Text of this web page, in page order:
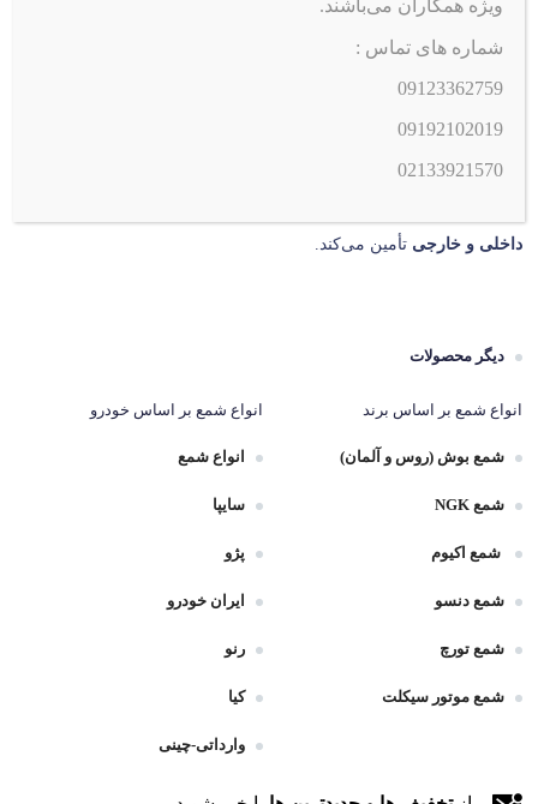
مستقیم لوازم مصرفی خودرو آغاز کرده است.
این مجموعه با هدف تأمین سریع، بی‌واسطه و مطمئن محصولات
پرمصرف خودرو، همچون
ترمز و سایر افزودنی‌های تخصصی خودرو
داخلی و خارجی تأمین می‌کند.
دیگر محصولات
انواع شمع بر اساس برند
شمع بوش (روس و آلمان)
شمع NGK
شمع اکیوم
شمع دنسو
شمع تورچ
شمع موتور سیکلت
انواع شمع بر اساس خودرو
انواع شمع
سایپا
پژو
ایران خودرو
رنو
کیا
وارداتی-چینی
ویژه همکاران می‌باشند.
شماره های تماس :
09123362759
09192102019
02133921570